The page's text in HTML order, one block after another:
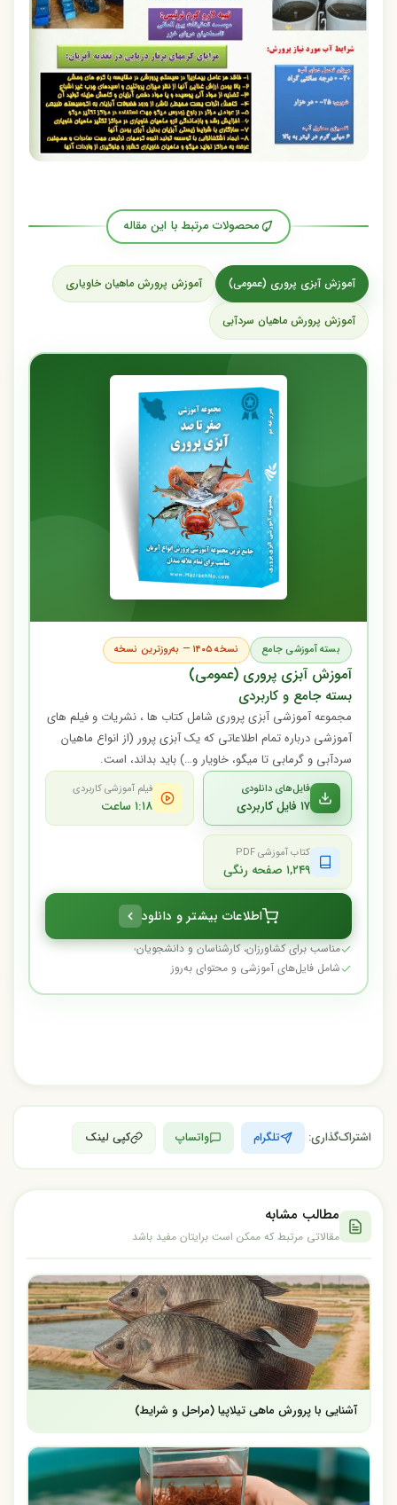
محصولات مرتبط با این مقاله
آموزش آبزی پروری (عمومی) آموزش پرورش ماهیان خاویاری
آموزش پرورش ماهیان سردآبی
بسته آموزشی جامع نسخه ۱۴۰۵ — به‌روزترین نسخه
آموزش آبزی پروری (عمومی)
بسته جامع و کاربردی
مجموعه آموزشی آبزی پروری شامل کتاب ها ، نشریات و فیلم های
آموزشی درباره تمام اطلاعاتی که یک آبزی پرور (از انواع ماهیان
سردآبی و گرمابی تا میگو، خاویار و…) باید بداند، است.
فایل‌های دانلودی
۱۷ فایل کاربردی
فیلم آموزشی کاربردی
۱:۱۸ ساعت
کتاب آموزشی PDF
۱,۲۴۹ صفحه رنگی
اطلاعات بیشتر و دانلود
مناسب برای کشاورزان، کارشناسان و دانشجویان
شامل فایل‌های آموزشی و محتوای به‌روز
اشتراک‌گذاری: تلگرام واتساپ کپی لینک
مطالب مشابه
مقالاتی مرتبط که ممکن است برایتان مفید باشد
آشنایی با پرورش ماهی تیلاپیا (مراحل و شرایط)